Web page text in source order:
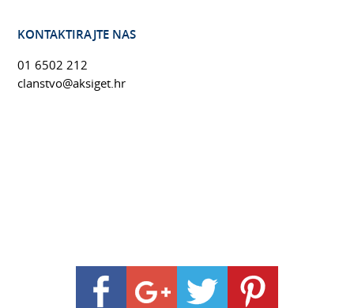
KONTAKTIRAJTE NAS
01 6502 212
clanstvo@aksiget.hr